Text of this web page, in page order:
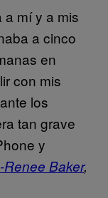
mí y a mis
a cinco
en
con mis
los
tan grave
y
Renee Baker,